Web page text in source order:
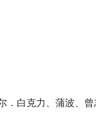
白克力、蒲波、